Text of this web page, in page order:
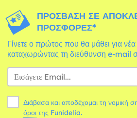
ΠΡΌΣΒΑΣΗ ΣΕ
ΠΡΟΣΦΟΡΈΣ*
Γίνετε ο πρώτος που θα μάθει για
καταχωρώντας τη διεύθυνση e-mail
Διάβασα και αποδέχομαι τη νομική
όροι της Funidelia.